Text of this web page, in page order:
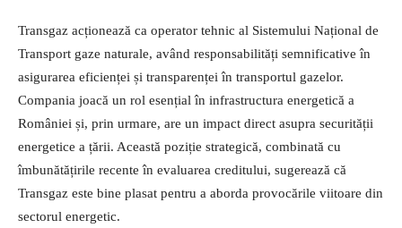
Transgaz acționează ca operator tehnic al Sistemului Național de
Transport gaze naturale, având responsabilități semnificative în
asigurarea eficienței și transparenței în transportul gazelor.
Compania joacă un rol esențial în infrastructura energetică a
României și, prin urmare, are un impact direct asupra securității
energetice a țării. Această poziție strategică, combinată cu
îmbunătățirile recente în evaluarea creditului, sugerează că
Transgaz este bine plasat pentru a aborda provocările viitoare din
sectorul energetic.